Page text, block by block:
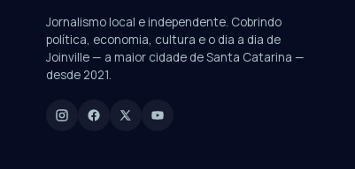
Digite para buscar
Jornalismo local e independente. Cobrindo
política, economia, cultura e o dia a dia de
Joinville — a maior cidade de Santa Catarina —
desde 2021.